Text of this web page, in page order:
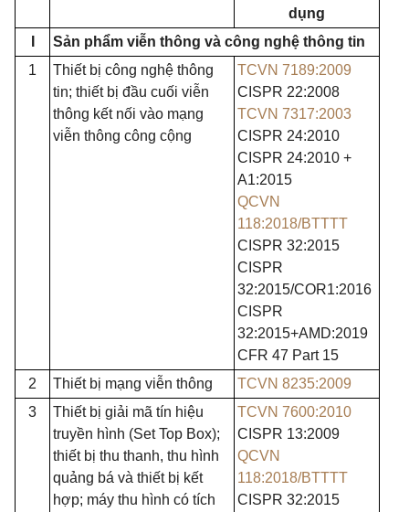
dụng
Sản phẩm viễn thông và công nghệ thông tin
1
Thiết bị công nghệ thông
tin; thiết bị đầu cuối viễn
thông kết nối vào mạng
viễn thông công cộng
TCVN 7189:2009
CISPR 22:2008
TCVN 7317:2003
CISPR 24:2010
CISPR 24:2010 +
A1:2015
QCVN
118:2018/BTTTT
CISPR 32:2015
CISPR
32:2015/COR1:2016
CISPR
32:2015+AMD:2019
CFR 47 Part 15
2
Thiết bị mạng viễn thông
TCVN 8235:2009
3
Thiết bị giải mã tín hiệu
truyền hình (Set Top Box);
thiết bị thu thanh, thu hình
quảng bá và thiết bị kết
hợp; máy thu hình có tích
TCVN 7600:2010
CISPR 13:2009
QCVN
118:2018/BTTTT
CISPR 32:2015